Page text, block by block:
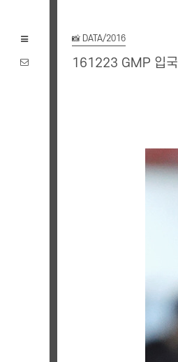
📸 DATA/2016
161223 GMP 입국